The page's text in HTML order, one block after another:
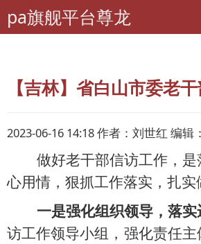
pa旗舰平台尊龙
pa旗舰平台尊龙 离退休干部工作
【吉林】省白山市委老
2023-06-16 14:18 作者：刘世红 编辑
做好老干部信访工作，
心用情，狠抓工作落实，扎实
一是强化组织领导， 落实
访工作领导小组，强化责任